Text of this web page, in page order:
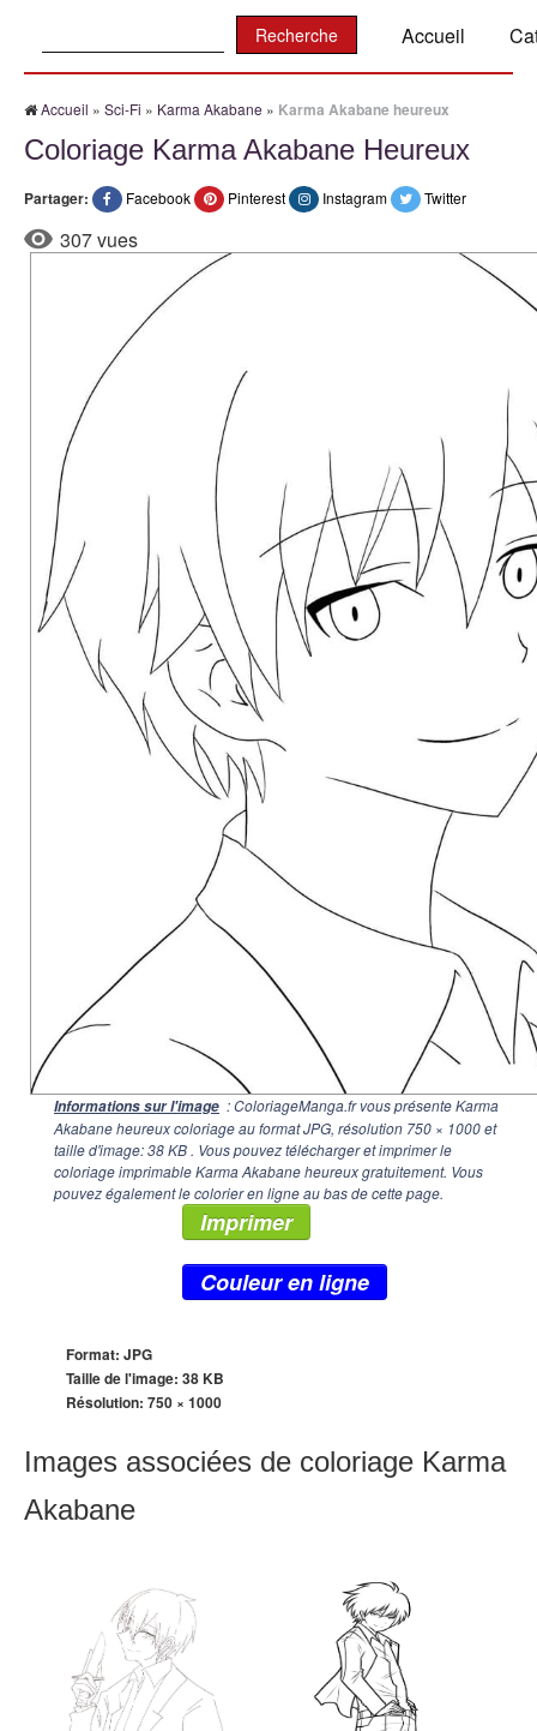
Accueil
Accueil » Sci-Fi » Karma Akabane » Karma Akabane heureux
Coloriage Karma Akabane Heureux
Partager: Facebook Pinterest Instagram Twitter
307 vues
Informations sur l'image : ColoriageManga.fr vous présente Karma
Akabane heureux coloriage au format JPG, résolution 750 × 1000et
taille d'image: 38 KB . Vous pouvez télécharger et imprimer le
coloriage imprimable Karma Akabane heureux gratuitement. Vous
pouvez également le colorier en ligne au bas de cette page.
Imprimer
Couleur en ligne
Format: JPG
Taille de l'image: 38 KB
Résolution: 750 × 1000
Images associées de coloriage Karma
Akabane